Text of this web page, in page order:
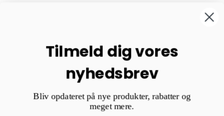
Tilmeld dig vores
nyhedsbrev
Bliv opdateret på nye produkter, rabatter og
meget mere.